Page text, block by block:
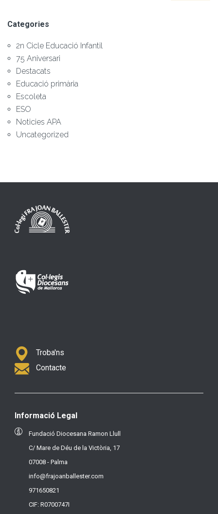
Categories
2n Cicle Educació Infantil
75 Aniversari
Destacats
Educació primària
Escoleta
ESO
Noticies APA
Uncategorized
Troba'ns
Contacte
Informació Legal
Fundació Diocesana Ramon Llull
C/ Mare de Déu de la Victòria, 17
07008 - Palma
info@frajoanballester.com
971650821
CIF: R0700747I